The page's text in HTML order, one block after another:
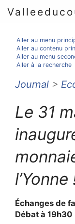
Aller au menu
Aller au contenu
Aller au menu
Aller à la recherche
Journal >
Le 31
l’Yonne
Échanges de
Débat à 19h30